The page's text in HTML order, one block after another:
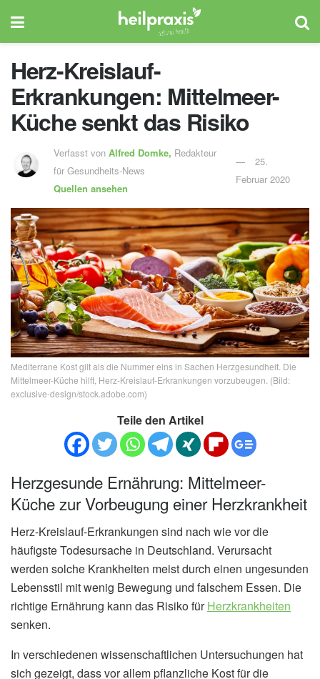
Herz-Kreislauf-
Erkrankungen: Mittelmeer-
Küche senkt das Risiko
Verfasst vonAlfred Domke, Redakteur
für Gesundheits-News
Quellen ansehen
25.
Februar 2020
Mediterrane Kost gilt als die Nummer eins in Sachen Herzgesundheit. Die
Mittelmeer-Küche hilft, Herz-Kreislauf-Erkrankungen vorzubeugen. (Bild:
exclusive-design/stock.adobe.com)
Teile den Artikel
Herzgesunde Ernährung: Mittelmeer-
Küche zur Vorbeugung einer Herzkrankheit
Herz-Kreislauf-Erkrankungen sind nach wie vor die
häufigste Todesursache in Deutschland. Verursacht
werden solche Krankheiten meist durch einen ungesunden
Lebensstil mit wenig Bewegung und falschem Essen. Die
richtige Ernährung kann das Risiko fürHerzkrankheiten
senken.
In verschiedenen wissenschaftlichen Untersuchungen hat
sich gezeigt, dass vor allem pflanzliche Kost für die